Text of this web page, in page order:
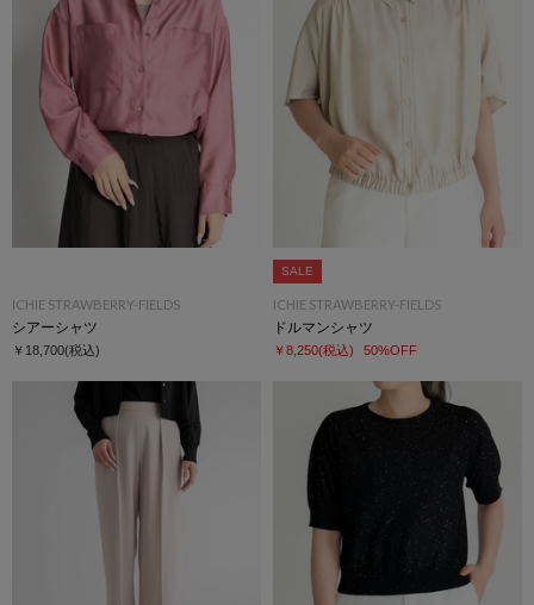
ICHIE STRAWBERRY-FIELDS
シアーシャツ
￥18,700(税込)
SALE
ICHIE STRAWBERRY-FIELDS
ドルマンシャツ
￥8,250(税込) 50%OFF